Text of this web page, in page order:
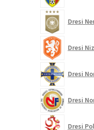
Dresi
Dresi
Dresi
Dresi
Dresi